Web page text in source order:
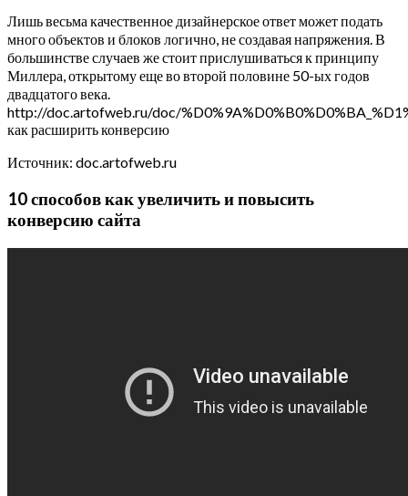
Лишь весьма качественное дизайнерское ответ может подать
много объектов и блоков логично, не создавая напряжения. В
большинстве случаев же стоит прислушиваться к принципу
Миллера, открытому еще во второй половине 50-ых годов
двадцатого века.
http://doc.artofweb.ru/doc/
как расширить конверсию
Источник: doc.artofweb.ru
10 способов как увеличить и повысить
конверсию сайта